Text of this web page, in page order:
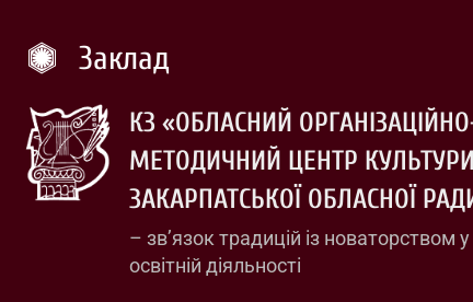
Заклад
КЗ «ОБЛАСНИЙ
МЕТОДИЧНИЙ ЦЕНТР
ЗАКАРПАТСЬКОЇ ОБЛАСНОЇ
– зв’язок традицій із новаторством
освітній діяльності